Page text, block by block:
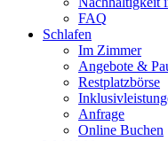
FAQ
Schlafen
Im Zimmer
Angebote &
Restplatzbörse
Anfrage
Online Buchen